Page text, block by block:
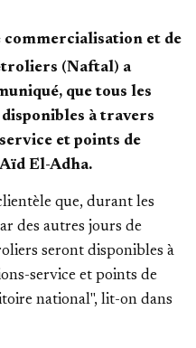
commercialisation et de
(Naftal) a
que tous les
à travers
et points de
El-Adha.
que, durant les
des autres jours de
seront disponibles à
service et points de
national", lit-on dans